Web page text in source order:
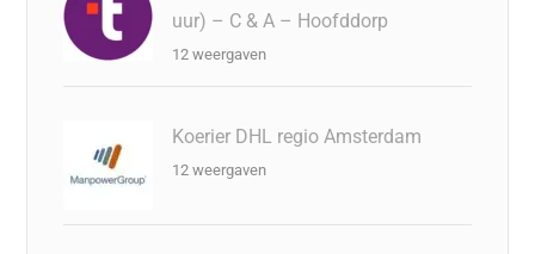
uur) – C & A – Hoofddorp
12 weergaven
Koerier DHL regio Amsterdam
12 weergaven